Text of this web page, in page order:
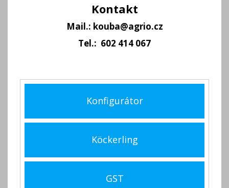
Kontakt
Mail.: kouba@agrio.cz
Tel.: 602 414 067
Konfigurátor
Köckerling
GST